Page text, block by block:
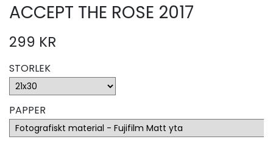
ACCEPT THE ROSE 2017
299 KR
STORLEK
PAPPER